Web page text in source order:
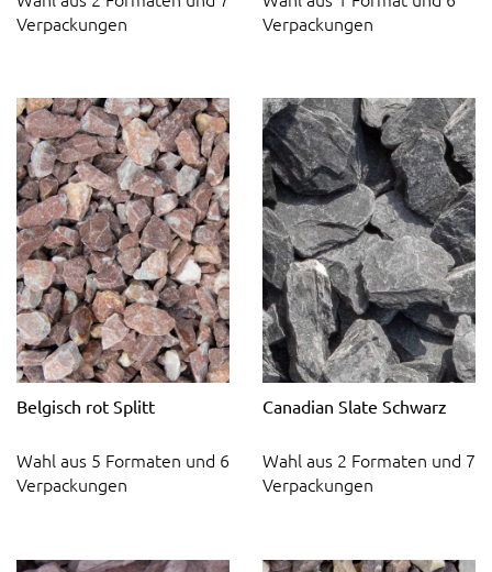
Verpackungen
Verpackungen
Belgisch rot Splitt
Wahl aus 5 Formaten und 6
Verpackungen
Canadian Slate Schwarz
Wahl aus 2 Formaten und 7
Verpackungen